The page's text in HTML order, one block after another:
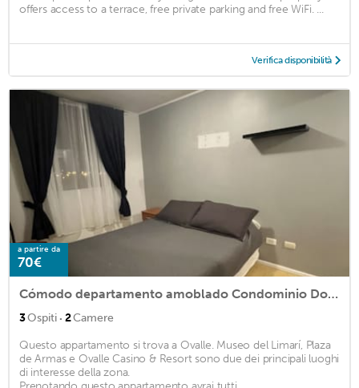
offers access to a terrace, free private parking and free WiFi. ...
Verifica disponibilità
a partire da
70€
Cómodo departamento amoblado Condominio Don Vicente Ovalle
3Ospiti · 2Camere
Questo appartamento si trova a Ovalle. Museo del Limarí, Plaza
de Armas e Ovalle Casino & Resort sono due dei principali luoghi
di interesse della zona.